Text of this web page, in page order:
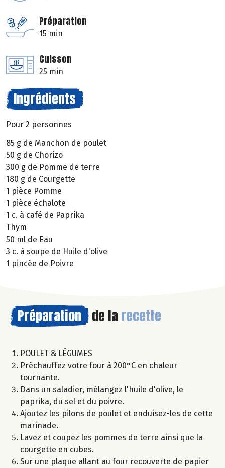
Préparation
15 min
Cuisson
25 min
Ingrédients
Pour 2 personnes
85 g de Manchon de poulet
50 g de Chorizo
300 g de Pomme de terre
180 g de Courgette
1 pièce Pomme
1 pièce échalote
1 c. à café de Paprika
Thym
50 ml de Eau
3 c. à soupe de Huile d'olive
1 pincée de Poivre
Préparation de la recette
POULET & LÉGUMES
Préchauffez votre four à 200°C en chaleur
tournante.
Dans un saladier, mélangez l'huile d'olive, le
paprika, du sel et du poivre.
Ajoutez les pilons de poulet et enduisez-les de cette
marinade.
Lavez et coupez les pommes de terre ainsi que la
courgette en cubes.
Sur une plaque allant au four recouverte de papier